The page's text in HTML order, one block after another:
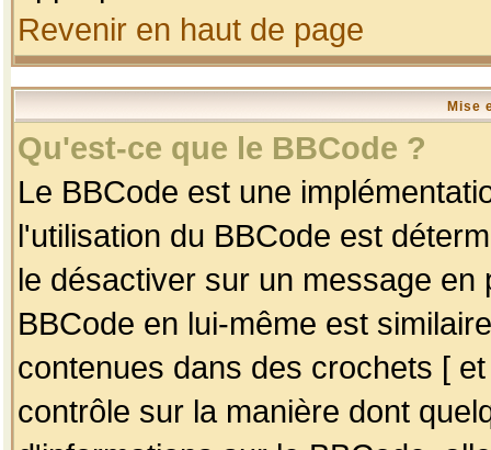
Revenir en haut de page
Mise
Qu'est-ce que le BBCode ?
Le BBCode est une
l'utilisation du BBCode est
le désactiver sur un message
BBCode en lui-même est
contenues dans des crochets [
contrôle sur la manière dont